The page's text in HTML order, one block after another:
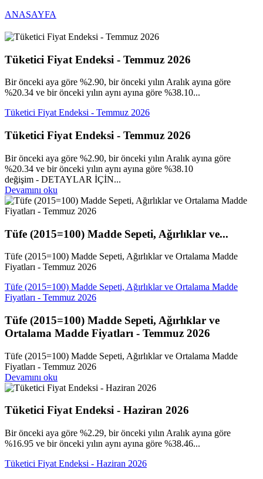
ANASAYFA
Tüketici Fiyat Endeksi - Temmuz 2026
Bir önceki aya göre %2.90, bir önceki yılın Aralık ayına göre
%20.34 ve bir önceki yılın aynı ayına göre %38.10...
Tüketici Fiyat Endeksi - Temmuz 2026
Tüketici Fiyat Endeksi - Temmuz 2026
Bir önceki aya göre %2.90, bir önceki yılın Aralık ayına göre
%20.34 ve bir önceki yılın aynı ayına göre %38.10
değişim - DETAYLAR İÇİN...
Devamını oku
Tüfe (2015=100) Madde Sepeti, Ağırlıklar ve...
Tüfe (2015=100) Madde Sepeti, Ağırlıklar ve Ortalama Madde
Fiyatları - Temmuz 2026
Tüfe (2015=100) Madde Sepeti, Ağırlıklar ve Ortalama Madde
Fiyatları - Temmuz 2026
Tüfe (2015=100) Madde Sepeti, Ağırlıklar ve
Ortalama Madde Fiyatları - Temmuz 2026
Tüfe (2015=100) Madde Sepeti, Ağırlıklar ve Ortalama Madde
Fiyatları - Temmuz 2026
Devamını oku
Tüketici Fiyat Endeksi - Haziran 2026
Bir önceki aya göre %2.29, bir önceki yılın Aralık ayına göre
%16.95 ve bir önceki yılın aynı ayına göre %38.46...
Tüketici Fiyat Endeksi - Haziran 2026